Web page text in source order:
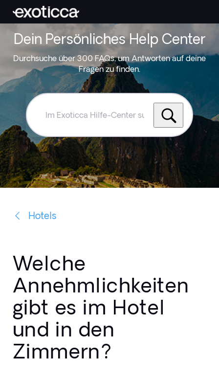
Dein Persönliches Help Center
Durchsuche über 300 FAQs, um Antworten auf deine
Fragen zu finden.
Hilfe-
Center
suchen
Hotels
Welche
Annehmlichkeiten
gibt es im Hotel
und in den
Zimmern?